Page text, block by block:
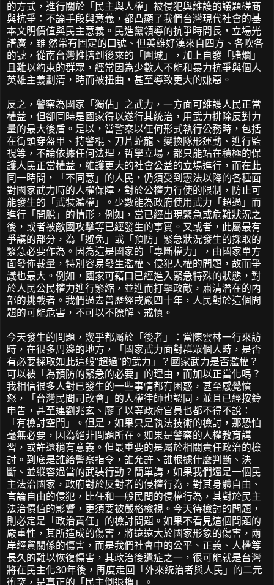
的方式，進行關於「民主與人權」被侵犯與維護的議題磋商
與抗爭：不論手段與意義，都凸顯了我們台灣現代社會的基
本文明價值與民主意義。民進黨領導的抗爭時間長，立場光
譜廣，雖 然常有固定的口號、但英雄好漢來自四方、各吹各
的號，從南台灣推擠到後來的「圍城」，加上自發「賭爛」
且難以約束的群眾，經常因為少數人不能和暴力抗爭與個人
英雄主義劃清，時而被扭曲，甚至導致更大的嫌惡。
反之，警察為國家「獨佔」之武力，一方面可維護人民正當
權益，但卻同時是國家得以遂行其統治，用武力排除反對力
量的最大後盾。是以，當警察以任何形式執行公務時，包括
在街頭穿盔甲、持警棍、刀片蛇龍、變換隊形運動、進行監
視等，不論依據任何法理，哲學立場，都只能站在積極的保
護人民正當權益，維護更大的社會公益的立場進行，而在此
同一時間，「不同意」的人民，仍須受到憲法以降的各種面
對國家武力時的人權保障，對於公權力行使的限制，防止可
能發生的「武裝濫權」。少數能為政府使用武力「超過」而
進行「開脫」的情形，例如，當已經出現緊急或危難狀況之
後，或者被敵國攻擊等已經發生的事實。又或者，此屬最有
爭議的部分，為「避免」或「預防」緊急狀況發生的採取的
緊急必要作為。因為這是國家的「專斷權力」，由國家單方
面發佈裁量，特別容易發生濫權、侵犯人權的問題，故而爭
議也最大。例如，國家可藉口已經進入緊急特殊的狀態，對
於人民公民權力進行緊縮，並進而打擊政敵，肅清潛在的內
部的挑戰者。我們過去曾歷經戒嚴四十年，人民對於這個問
題的可能危害，不可以不瞭解、戒慎。
今天發生的問題，幾乎都屬於「後者」：當陳雲林一行來訪
時，在很多周邊的地方，「國家武力面對群眾個人時，是否
有必要採取如此這般"超過"的武力」？國家武力是否濫權？
可以被「為預防的緊急的必要」的理由，而加以正當化嗎？
我相信很多人對已發生的一些事情都有困惑，甚至感覺憤
怒，「台灣民間司改會」的人權律師也認同，並且已經按鈴
申告，甚至連劉兆玄、廖了以等政府官員也都不得不說：
「有檢討空間」。但是，如果只是執法技術的檢討，那恐怕
毫無必要，因為絕非問題所在。如果是警察的人權教育講
習，或許還稍有意義。但最重要的是屬於相關責任政治的檢
討。到底是誰給警察指令，誰允許、誰根據什麼判斷、決
斷、並縱容過當的武裝行動？簡單講，如果我們還是一個民
主法治國家，政府對於反對者的侵權行為，對其身體自由、
言論自由的侵犯，比任和一般民間的侵權行為，其對於民主
法治價值的影響，更須要被嚴格檢視。今天待檢討的問題，
則必定是「政治責任」的檢討問題。如果不看見這個問題的
嚴重性，其所造成的傷害，將遠遠大於國家形象的傷害，兩
岸經貿關係的傷害，而是我們社會中的公平、正義、人權等
長久的難以恢復傷害，其政治後遺症之一，很可能就是台灣
將在民主化30年後，再度走回「外來統治者與人民」的二元
衝突，是真正的「民主倒退櫓」。